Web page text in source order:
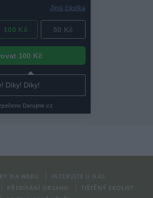
NA WEBU
INZERUJTE U NÁS
PŘEBÍRÁNÍ OBSAHU
TIŠTĚNÝ EKOLIST